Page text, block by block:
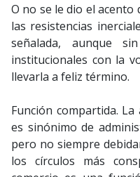
O no se le dio el
las resistencias
señalada, aunque
institucionales con la
llevarla a feliz término.
Función compartida.
es sinónimo de
pero no siempre
los círculos más